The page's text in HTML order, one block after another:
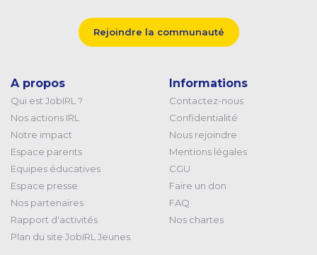
Rejoindre la communauté
A propos
Qui est JobIRL ?
Nos actions IRL
Notre impact
Espace parents
Equipes éducatives
Espace presse
Nos partenaires
Rapport d'activités
Plan du site JobIRL Jeunes
Informations
Contactez-nous
Confidentialité
Nous rejoindre
Mentions légales
CGU
Faire un don
FAQ
Nos chartes